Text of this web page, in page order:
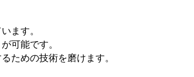
ます。
可能です。
ための技術を磨けます。